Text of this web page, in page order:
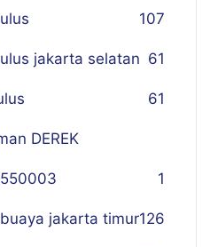
107
jakarta selatan 61
61
DEREK
1
jakarta timur126